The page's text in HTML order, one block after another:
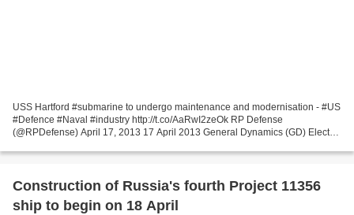
USS Hartford #submarine to undergo maintenance and modernisation - #US
#Defence #Naval #industry http://t.co/AaRwI2zeOk RP Defense
(@RPDefense) April 17, 2013 17 April 2013 General Dynamics (GD) Electric
Construction of Russia's fourth Project 11356
ship to begin on 18 April